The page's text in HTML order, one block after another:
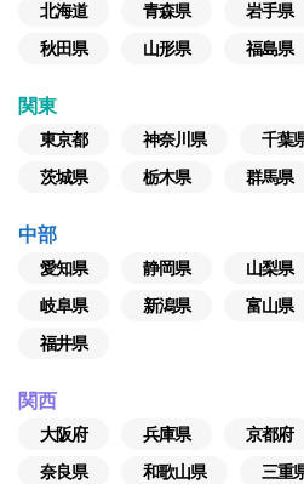
北海道 青森県 岩手県
秋田県
山形県 福島県
関東
東京都 神奈川県 千葉
茨城県
栃木県 群馬県
中部
愛知県 静岡県 山梨県
岐阜県
新潟県 富山県
福井県
関西
大阪府 兵庫県 京都府
奈良県
和歌山県 三重